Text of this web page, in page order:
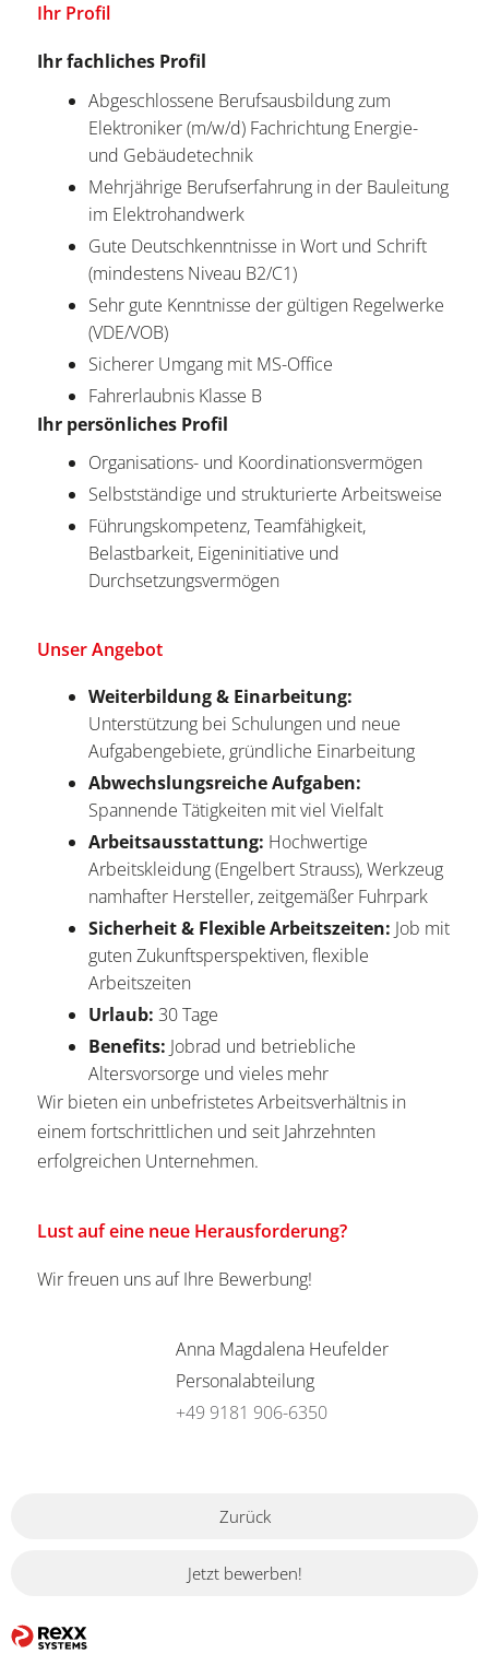
Ihr Profil
Ihr fachliches Profil
Abgeschlossene Berufsausbildung zum
Elektroniker (m/w/d) Fachrichtung Energie-
und Gebäudetechnik
Mehrjährige Berufserfahrung in der Bauleitung
im Elektrohandwerk
Gute Deutschkenntnisse in Wort und Schrift
(mindestens Niveau B2/C1)
Sehr gute Kenntnisse der gültigen Regelwerke
(VDE/VOB)
Sicherer Umgang mit MS-Office
Fahrerlaubnis Klasse B
Ihr persönliches Profil
Organisations- und Koordinationsvermögen
Selbstständige und strukturierte Arbeitsweise
Führungskompetenz, Teamfähigkeit,
Belastbarkeit, Eigeninitiative und
Durchsetzungsvermögen
Unser Angebot
Weiterbildung & Einarbeitung:
Unterstützung bei Schulungen und neue
Aufgabengebiete, gründliche Einarbeitung
Abwechslungsreiche Aufgaben:
Spannende Tätigkeiten mit viel Vielfalt
Arbeitsausstattung: Hochwertige
Arbeitskleidung (Engelbert Strauss), Werkzeug
namhafter Hersteller, zeitgemäßer Fuhrpark
Sicherheit & Flexible Arbeitszeiten: Job mit
guten Zukunftsperspektiven, flexible
Arbeitszeiten
Urlaub: 30 Tage
Benefits: Jobrad und betriebliche
Altersvorsorge und vieles mehr
Wir bieten ein unbefristetes Arbeitsverhältnis in
einem fortschrittlichen und seit Jahrzehnten
erfolgreichen Unternehmen.
Lust auf eine neue Herausforderung?
Wir freuen uns auf Ihre Bewerbung!
Anna Magdalena Heufelder
Personalabteilung
+49 9181 906-6350
Zurück
Jetzt bewerben!